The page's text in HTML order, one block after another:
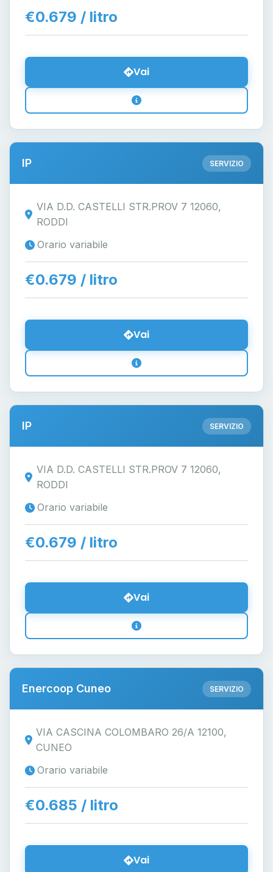
€0.679 / litro
Vai
IP SERVIZIO
VIA D.D. CASTELLI STR.PROV 7 12060,
RODDI
Orario variabile
€0.679 / litro
Vai
IP SERVIZIO
VIA D.D. CASTELLI STR.PROV 7 12060,
RODDI
Orario variabile
€0.679 / litro
Vai
Enercoop Cuneo SERVIZIO
VIA CASCINA COLOMBARO 26/A 12100,
CUNEO
Orario variabile
€0.685 / litro
Vai